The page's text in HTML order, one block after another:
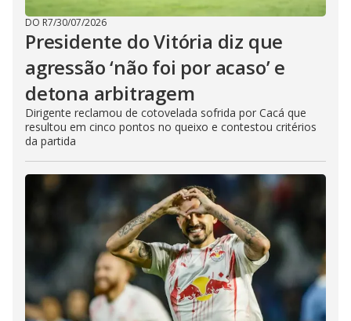
DO R7/30/07/2026
Presidente do Vitória diz que
agressão ‘não foi por acaso’ e
detona arbitragem
Dirigente reclamou de cotovelada sofrida por Cacá que
resultou em cinco pontos no queixo e contestou critérios
da partida